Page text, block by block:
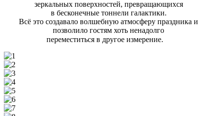
зеркальных поверхностей, превращающихся
в бесконечные тоннели галактики.
Всё это создавало волшебную атмосферу праздника и
позволило гостям хоть ненадолго
переместиться в другое измерение. ⠀